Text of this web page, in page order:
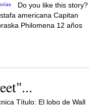
Do you like this story?
americana Capitan
Philomena 12 años
Título: El lobo de Wall